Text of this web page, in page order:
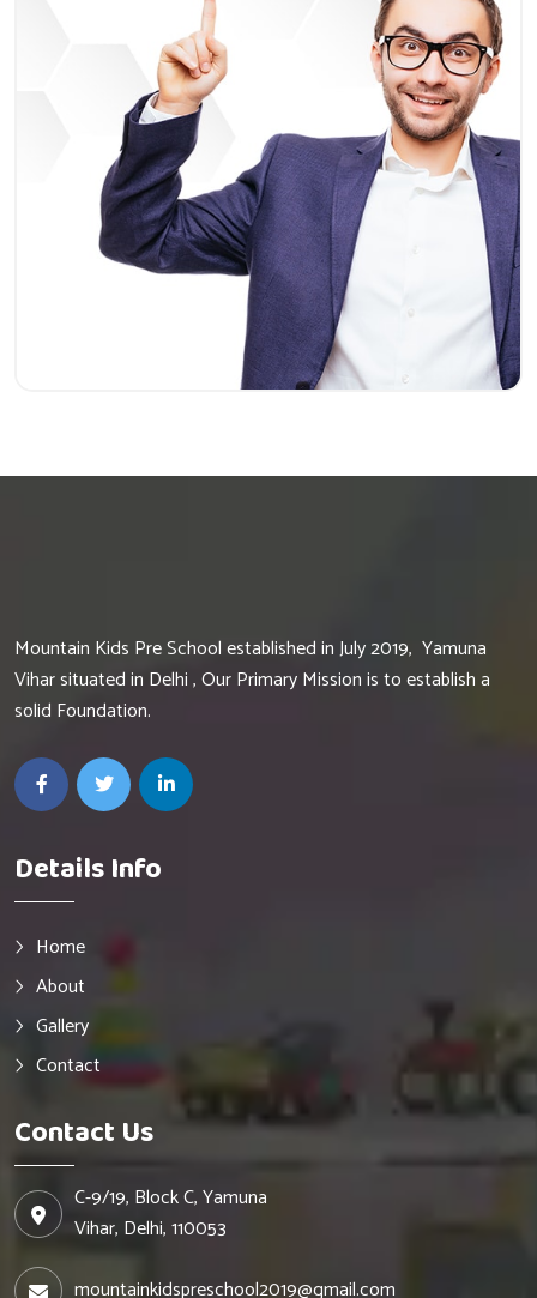
Mountain Kids Pre School established in July 2019, Yamuna
Vihar situated in Delhi , Our Primary Mission is to establish a
solid Foundation.
Details Info
Home
About
Gallery
Contact
Contact Us
C-9/19, Block C, Yamuna
Vihar, Delhi, 110053
mountainkidspreschool2019@gmail.com